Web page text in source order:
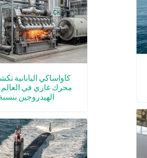
كاواساكي اليابانية
محرك غازي في العالم
الهيدروجين بنسبة